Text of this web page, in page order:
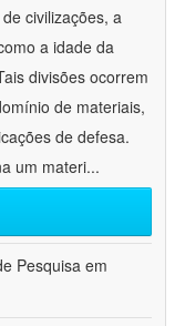
civilizações, a
a idade da
divisões ocorrem
de materiais,
de defesa.
um materi...
Pesquisa em